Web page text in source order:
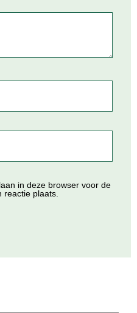
in deze browser voor de
plaats.